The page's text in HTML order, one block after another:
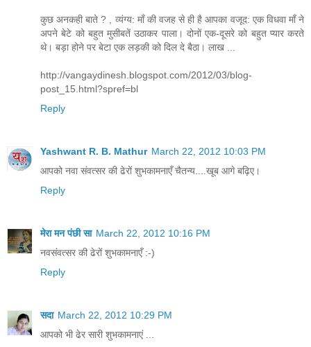
कुछ अनकही बाते ? , व्यंग्य: माँ की वजह से ही है आपका वजूद: एक विधवा माँ ने
अपने बेटे को बहुत मुसीबतें उठाकर पाला। दोनों एक-दूसरे को बहुत प्यार करते
थे। बड़ा होने पर बेटा एक लड़की को दिल दे बैठा। लाख ...
http://vangaydinesh.blogspot.com/2012/03/blog-
post_15.html?spref=bl
Reply
Yashwant R. B. Mathur March 22, 2012 10:03 PM
आपको नवा संवत्सर की ढेरों शुभकामनाएँ चैतन्य....खूब आगे बढ़िए।
Reply
मेरा मन पंछी सा March 22, 2012 10:16 PM
नवसंवत्सर की ढेरों शुभकामनाएँ :-)
Reply
सदा March 22, 2012 10:29 PM
आपको भी ढेर सारी शुभकामनाएं ...